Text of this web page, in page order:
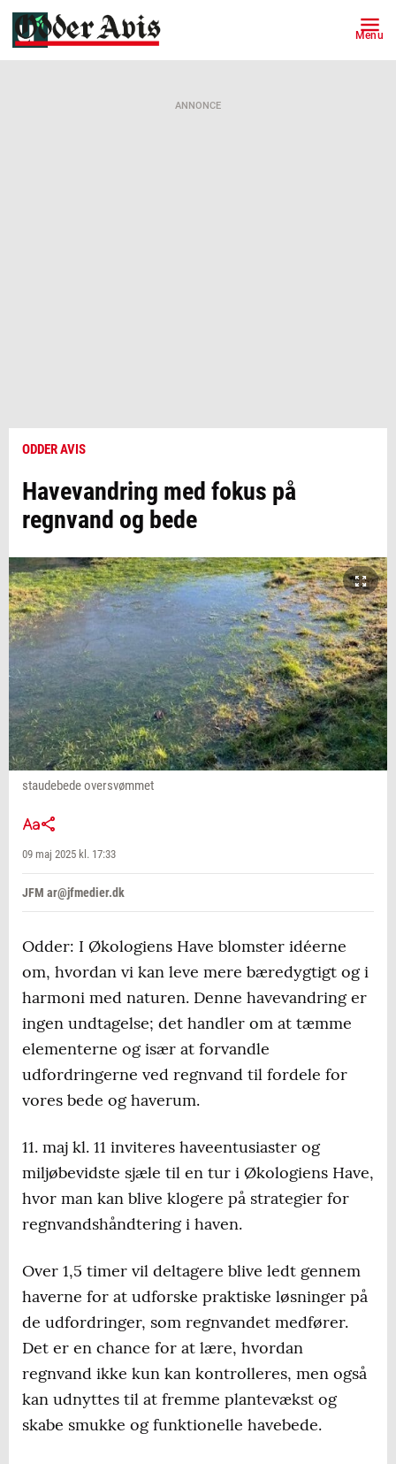
Menu
ANNONCE
ODDER AVIS
Havevandring med fokus på
regnvand og bede
staudebede oversvømmet
09 maj 2025 kl. 17:33
JFM ar@jfmedier.dk
Odder: I Økologiens Have blomster idéerne
om, hvordan vi kan leve mere bæredygtigt og i
harmoni med naturen. Denne havevandring er
ingen undtagelse; det handler om at tæmme
elementerne og især at forvandle
udfordringerne ved regnvand til fordele for
vores bede og haverum.
11. maj kl. 11 inviteres haveentusiaster og
miljøbevidste sjæle til en tur i Økologiens Have,
hvor man kan blive klogere på strategier for
regnvandshåndtering i haven.
Over 1,5 timer vil deltagere blive ledt gennem
haverne for at udforske praktiske løsninger på
de udfordringer, som regnvandet medfører.
Det er en chance for at lære, hvordan
regnvand ikke kun kan kontrolleres, men også
kan udnyttes til at fremme plantevækst og
skabe smukke og funktionelle havebede.